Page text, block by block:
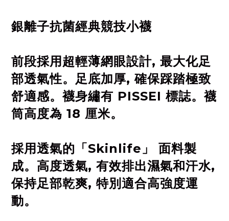
銀離子抗菌經典競技小襪
前段採用超輕薄網眼設計, 最大化足
部透氣性。足底加厚, 確保踩踏極致
舒適感。襪身繡有 PISSEI 標誌。襪
筒高度為 18 厘米。
採用透氣的「Skinlife」 面料製
成。高度透氣, 有效排出濕氣和汗水,
保持足部乾爽, 特別適合高強度運
動。